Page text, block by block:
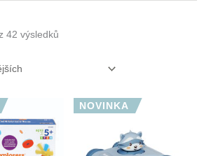
42 výsledků
NOVINKA